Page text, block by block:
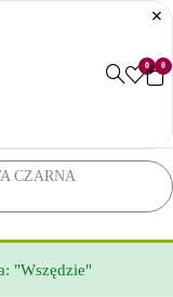
0 0
CZARNA
"Wszędzie"